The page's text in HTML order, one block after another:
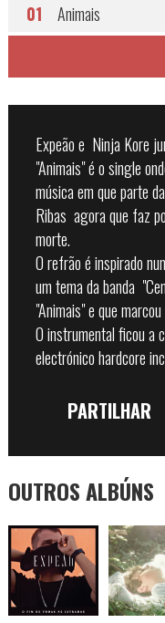
01
Animais
Expeão e Ninja Kore
"Animais" é o single
música em que parte
Ribas agora que faz
morte.
O refrão é inspirado
um tema da banda
"Animais" e que
O instrumental ficou a
electrónico hardcore
PARTILHAR
OUTROS ALBÚNS